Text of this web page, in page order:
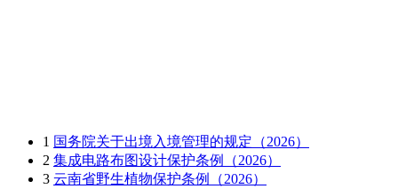
1 国务院关于出境入境管理的规定（2026）
2 集成电路布图设计保护条例（2026）
3 云南省野生植物保护条例（2026）